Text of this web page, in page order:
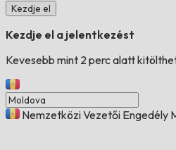
Kezdje el
Kezdje el a jelentkezést
Kevesebb mint 2 perc alatt
Nemzetközi Vezetői Engedély